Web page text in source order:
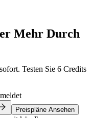
Mehr Durch
Testen Sie 6 Credits
Preispläne Ansehen